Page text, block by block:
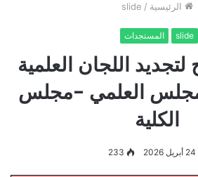
الرئيسية /
slide
slide المستجدات
اللجان العلمية
العلمي -مجلس
الكلية
24 أبريل 2026 233